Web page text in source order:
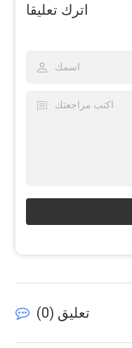
اترك تعليقا
تعليق ( 0
)